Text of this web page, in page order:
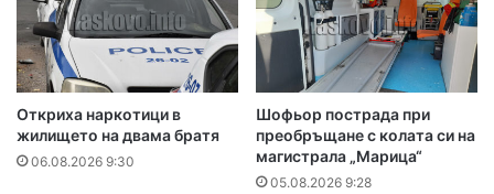
Откриха наркотици в
жилището на двама братя
06.08.2026 9:30
Шофьор пострада при
преобръщане с колата си на
магистрала „Марица“
05.08.2026 9:28